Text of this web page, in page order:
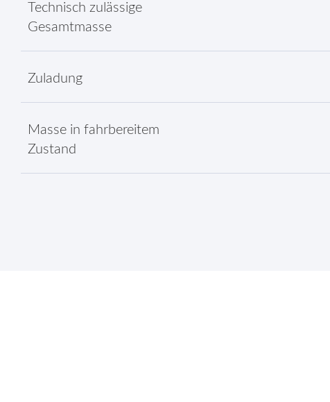
Technisch zulässige
Gesamtmasse
Zuladung
Masse in fahrbereitem
Zustand